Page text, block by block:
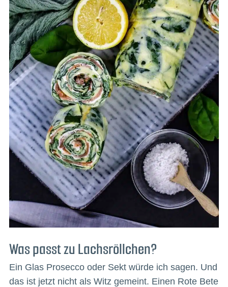
Was passt zu Lachsröllchen?
Ein Glas Prosecco oder Sekt würde ich sagen. Und
das ist jetzt nicht als Witz gemeint. Einen Rote Bete